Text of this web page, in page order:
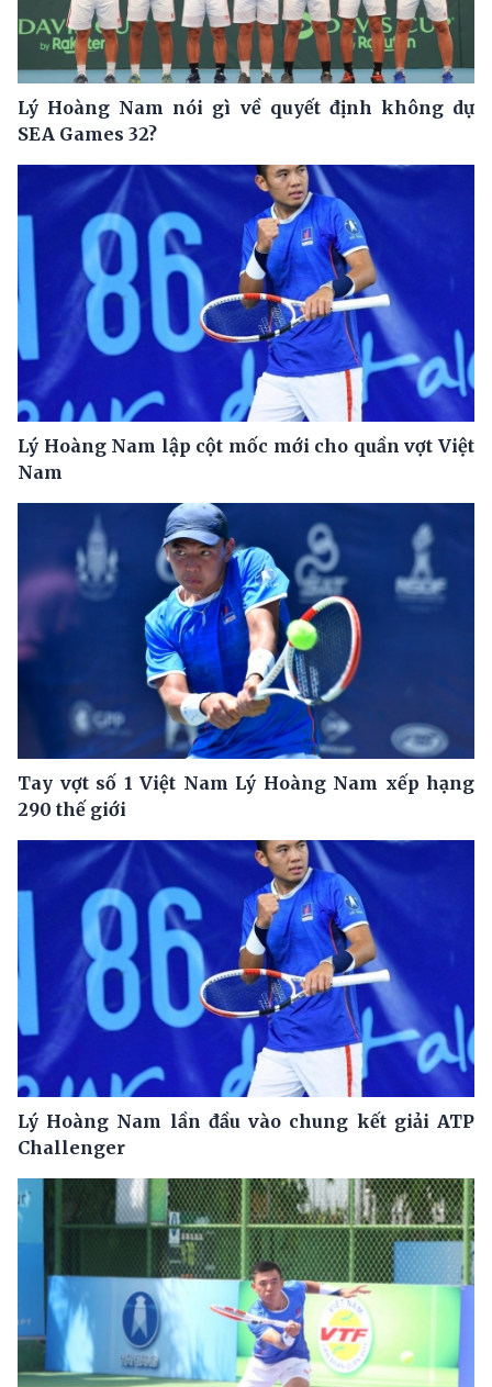
Lý Hoàng Nam nói gì về quyết định không dự
SEA Games 32?
Lý Hoàng Nam lập cột mốc mới cho quần vợt Việt
Nam
Tay vợt số 1 Việt Nam Lý Hoàng Nam xếp hạng
290 thế giới
Lý Hoàng Nam lần đầu vào chung kết giải ATP
Challenger